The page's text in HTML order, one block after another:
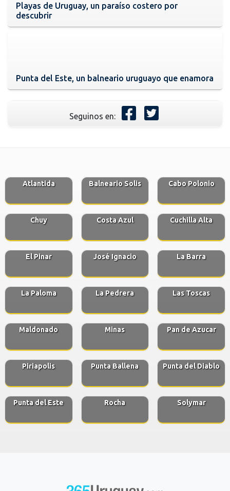
Playas de Uruguay, un paraíso costero por
descubrir
Punta del Este, un balneario uruguayo que enamora
Seguinos en:
Atlantida Balneario Solis Cabo Polonio
Chuy Costa Azul Cuchilla Alta
El Pinar José Ignacio La Barra
La Paloma La Pedrera Las Toscas
Maldonado Minas Pan de Azucar
Piriapolis Punta Ballena Punta del Diablo
Punta del Este Rocha Solymar